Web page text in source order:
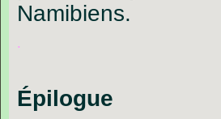
Namibiens.
.
Épilogue